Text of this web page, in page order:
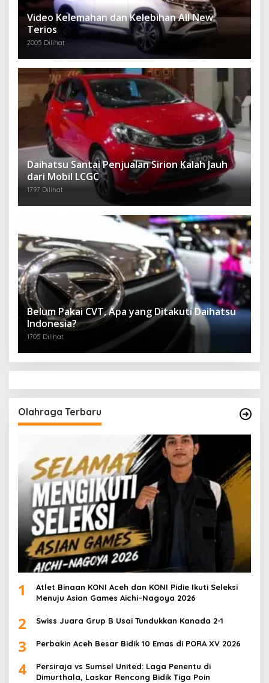
Video Kelemahan dan Kelebihan All New
Terios
2005 Dilihat
Daihatsu Santai Penjualan Sirion Kalah Jauh
dari Mobil LCGC
1797 Dilihat
Belum Pakai CVT, Apa yang Ditakuti Daihatsu
Indonesia?
1705 Dilihat
Olahraga Terbaru
1
Atlet Binaan KONI Aceh dan KONI Pidie Ikuti Seleksi
Menuju Asian Games Aichi–Nagoya 2026
2 Swiss Juara Grup B Usai Tundukkan Kanada 2-1
3 Perbakin Aceh Besar Bidik 10 Emas di PORA XV 2026
4
Persiraja vs Sumsel United: Laga Penentu di
Dimurthala, Laskar Rencong Bidik Tiga Poin